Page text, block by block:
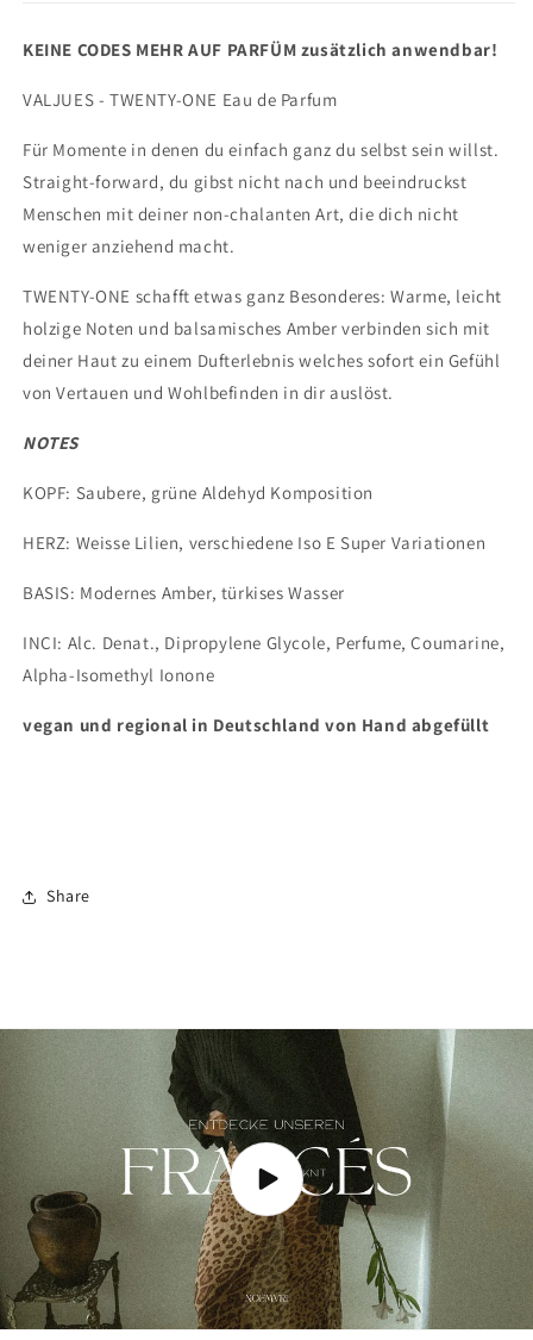
KEINE CODES MEHR AUF PARFÜM zusätzlich anwendbar!
VALJUES - TWENTY-ONE Eau de Parfum
Für Momente in denen du einfach ganz du selbst sein willst.
Straight-forward, du gibst nicht nach und beeindruckst
Menschen mit deiner non-chalanten Art, die dich nicht
weniger anziehend macht.
TWENTY-ONE schafft etwas ganz Besonderes: Warme, leicht
holzige Noten und balsamisches Amber verbinden sich mit
deiner Haut zu einem Dufterlebnis welches sofort ein Gefühl
von Vertauen und Wohlbefinden in dir auslöst.
NOTES
KOPF: Saubere, grüne Aldehyd Komposition
HERZ: Weisse Lilien, verschiedene Iso E Super Variationen
BASIS: Modernes Amber, türkises Wasser
INCI: Alc. Denat., Dipropylene Glycole, Perfume, Coumarine,
Alpha-Isomethyl Ionone
vegan und regional in Deutschland von Hand abgefüllt
Share